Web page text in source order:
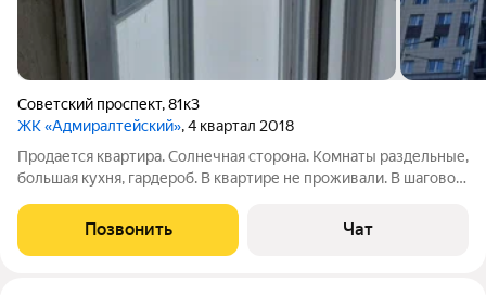
Советский проспект,81к3
ЖК «Адмиралтейский», 4 квартал 2018
Продается квартира. Солнечная сторона. Комнаты раздельные,
большая кухня, гардероб. В квартире не проживали. В шаговой
доме имееся супермаркет. 1 собственник.
Позвонить Чат